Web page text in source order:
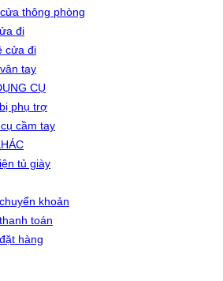
thông phòng
đi
cửa đi
tay
CỤ
phụ trợ
cầm tay
tủ giày
khoản
toán
hàng